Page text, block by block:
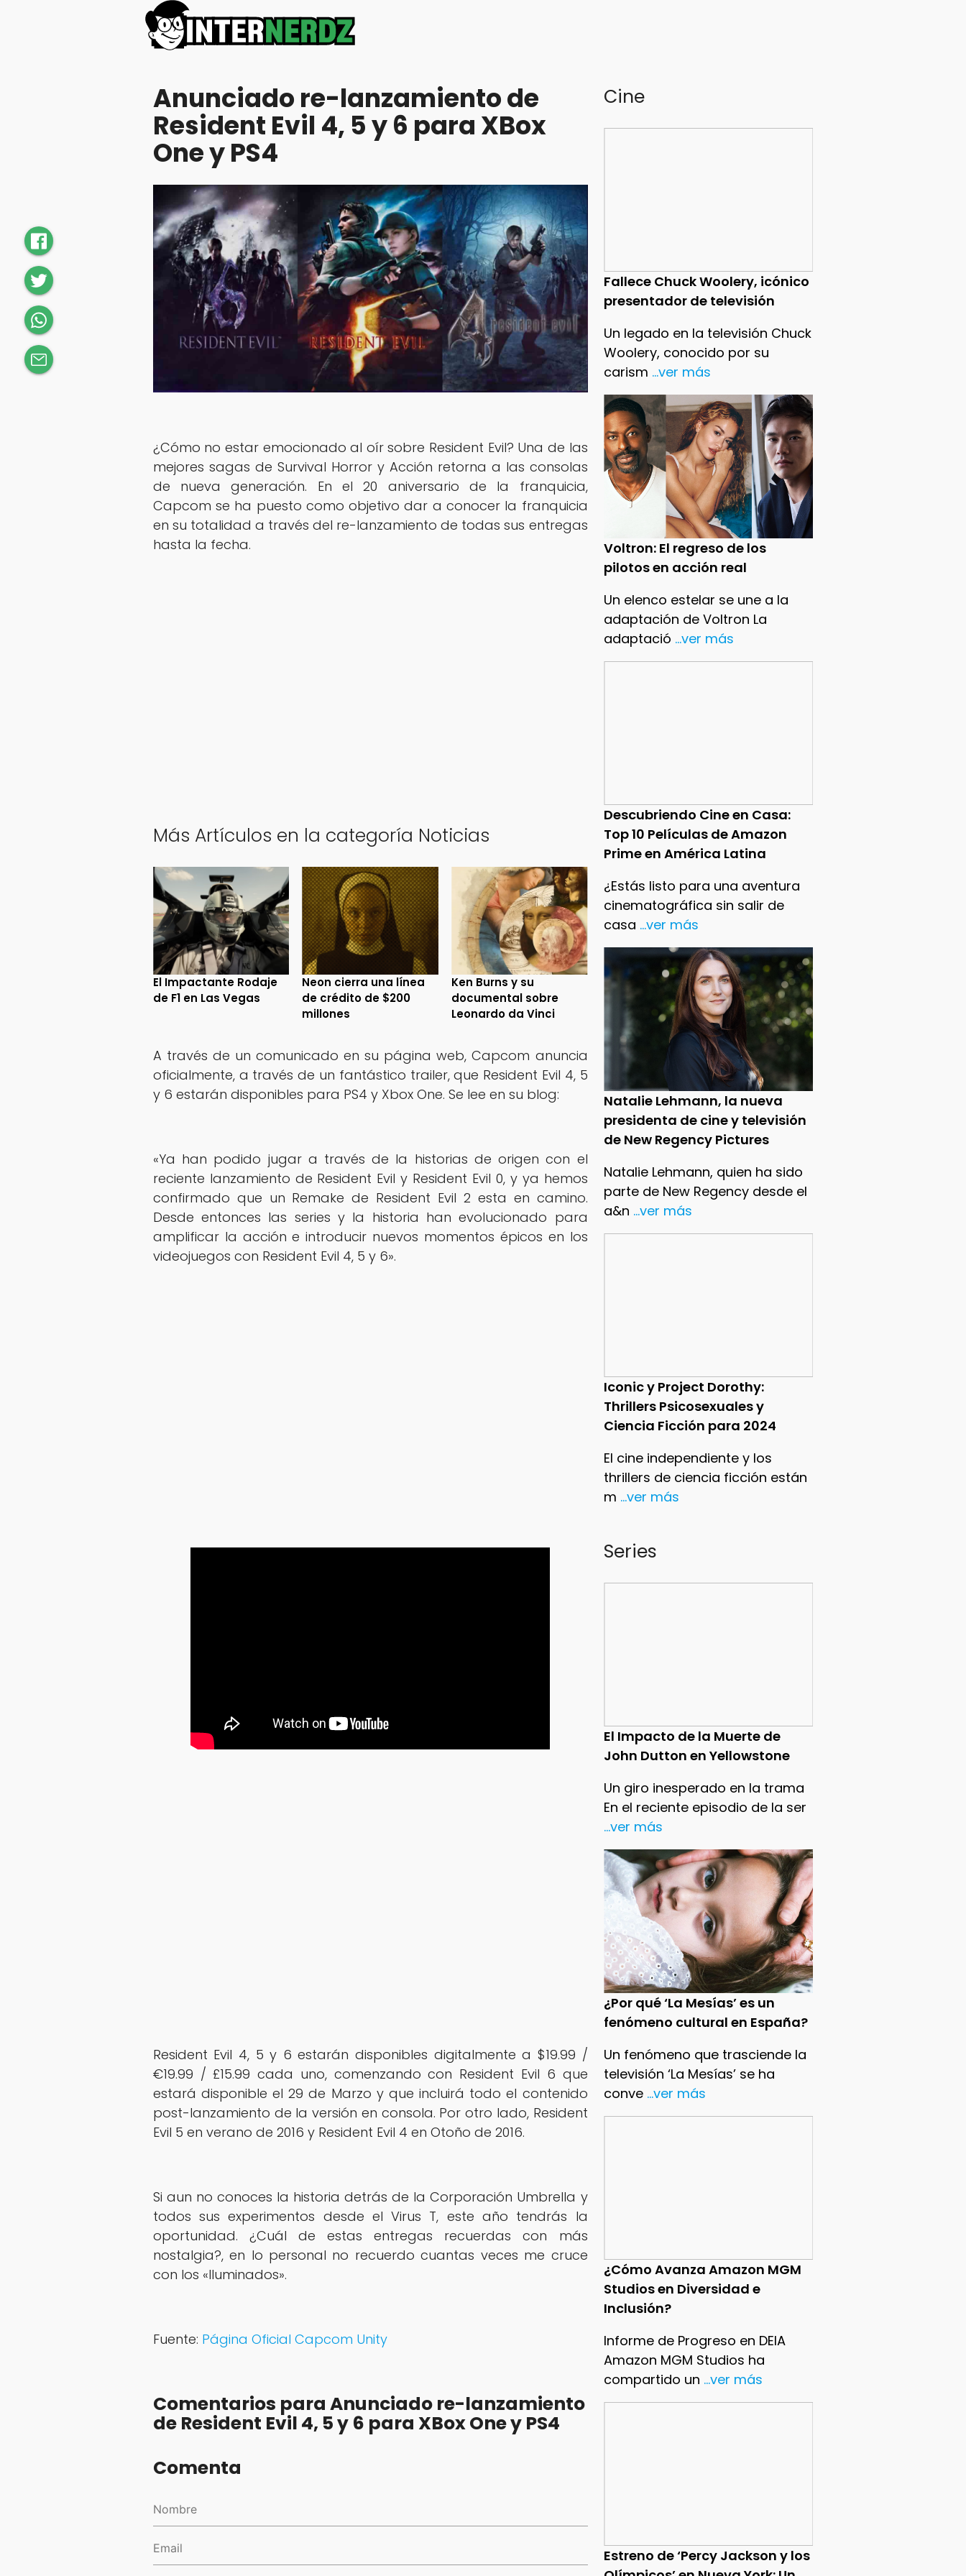
Cine
Fallece Chuck Woolery, icónico
presentador de televisión
Un legado en la televisión Chuck
Woolery, conocido por su
carism ...ver más
Voltron: El regreso de los
pilotos en acción real
Un elenco estelar se une a la
adaptación de Voltron La
adaptació ...ver más
Descubriendo Cine en Casa:
Top 10 Películas de Amazon
Prime en América Latina
¿Estás listo para una aventura
cinematográfica sin salir de
casa ...ver más
Natalie Lehmann, la nueva
presidenta de cine y televisión
de New Regency Pictures
Natalie Lehmann, quien ha sido
parte de New Regency desde el
a&n ...ver más
Iconic y Project Dorothy:
Thrillers Psicosexuales y
Ciencia Ficción para 2024
El cine independiente y los
thrillers de ciencia ficción están
m ...ver más
Series
El Impacto de la Muerte de
John Dutton en Yellowstone
Un giro inesperado en la trama
En el reciente episodio de la ser
...ver más
¿Por qué ‘La Mesías’ es un
fenómeno cultural en España?
Un fenómeno que trasciende la
televisión ‘La Mesías’ se ha
conve ...ver más
¿Cómo Avanza Amazon MGM
Studios en Diversidad e
Inclusión?
Informe de Progreso en DEIA
Amazon MGM Studios ha
compartido un ...ver más
Estreno de ‘Percy Jackson y los
Anunciado re-lanzamiento de
Resident Evil 4, 5 y 6 para XBox
One y PS4
¿Cómo no estar emocionado al oír sobre Resident Evil? Una de las
mejores sagas de Survival Horror y Acción retorna a las consolas
de nueva generación. En el 20 aniversario de la franquicia,
Capcom se ha puesto como objetivo dar a conocer la franquicia
en su totalidad a través del re-lanzamiento de todas sus entregas
hasta la fecha.
Más Artículos en la categoría Noticias
El Impactante Rodaje
de F1 en Las Vegas
Neon cierra una línea
de crédito de $200
millones
Ken Burns y su
documental sobre
Leonardo da Vinci
A través de un comunicado en su página web, Capcom anuncia
oficialmente, a través de un fantástico trailer, que Resident Evil 4, 5
y 6 estarán disponibles para PS4 y Xbox One. Se lee en su blog:
«Ya han podido jugar a través de la historias de origen con el
reciente lanzamiento de Resident Evil y Resident Evil 0, y ya hemos
confirmado que un Remake de Resident Evil 2 esta en camino.
Desde entonces las series y la historia han evolucionado para
amplificar la acción e introducir nuevos momentos épicos en los
videojuegos con Resident Evil 4, 5 y 6».
Resident Evil 4, 5 y 6 estarán disponibles digitalmente a $19.99 /
€19.99 / £15.99 cada uno, comenzando con Resident Evil 6 que
estará disponible el 29 de Marzo y que incluirá todo el contenido
post-lanzamiento de la versión en consola. Por otro lado, Resident
Evil 5 en verano de 2016 y Resident Evil 4 en Otoño de 2016.
Si aun no conoces la historia detrás de la Corporación Umbrella y
todos sus experimentos desde el Virus T, este año tendrás la
oportunidad. ¿Cuál de estas entregas recuerdas con más
nostalgia?, en lo personal no recuerdo cuantas veces me cruce
con los «Iluminados».
Fuente: Página Oficial Capcom Unity
Comentarios para Anunciado re-lanzamiento
de Resident Evil 4, 5 y 6 para XBox One y PS4
Comenta